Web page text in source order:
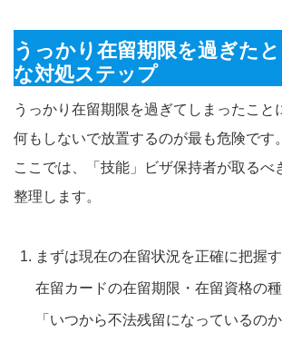
うっかり在留期限を過ぎた
な対処ステップ
うっかり在留期限を過ぎてしまったこと
何もしないで放置するのが最も危険です。
ここでは、「技能」ビザ保持者が取るべ
整理します。
まずは現在の在留状況を正確に把握
在留カードの在留期限・在留資格の種
「いつから不法残留になっているの